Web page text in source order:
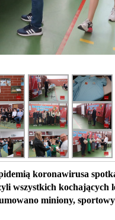
koronawirusa
wszystkich kochających
miniony,